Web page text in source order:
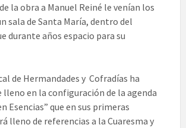
la obra a Manuel Reiné le venían los
sala de Santa María, dentro del
durante años espacio para su
de Hermandades y Cofradías ha
lleno en la configuración de la agenda
Esencias” que en sus primeras
lleno de referencias a la Cuaresma y